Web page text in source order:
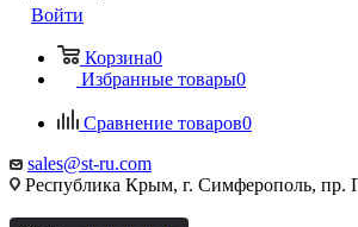
Войти
Корзина0
Избранные товары0
Сравнение товаров0
sales@st-ru.com
Республика Крым, г. Симферополь, пр.